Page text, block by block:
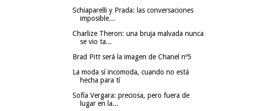
Schiaparelli y Prada: las conversaciones
imposible...
Charlize Theron: una bruja malvada nunca
se vio ta...
Brad Pitt será la imagen de Chanel nº5
La moda sí incomoda, cuando no está
hecha para tí
Sofía Vergara: preciosa, pero fuera de
lugar en la...